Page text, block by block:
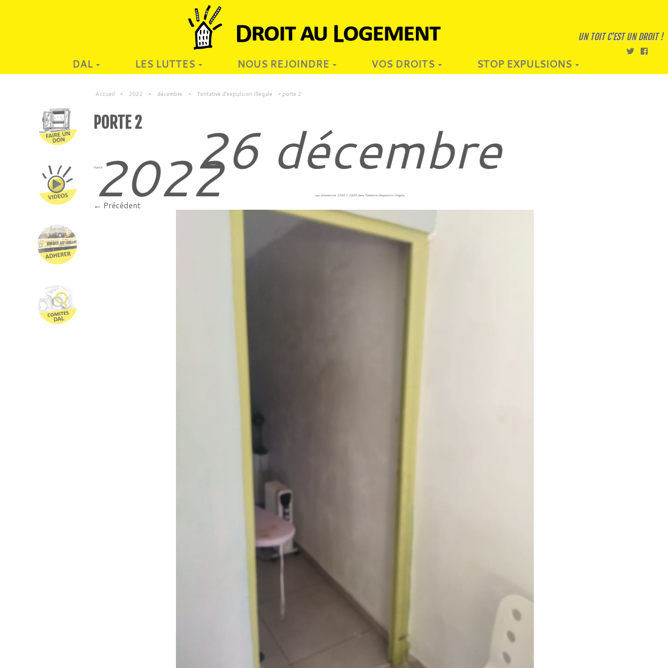
UN TOIT C'EST UN DROIT !
DAL LES LUTTES NOUS REJOINDRE VOS DROITS STOP EXPULSIONS
Accueil » 2022 » décembre » Tentative d’expulsion illégale » porte 2
PORTE 2
Publié 26 décembre
2022 aux dimensions 1500 × 2000 dans Tentative d’expulsion illégale.
← Précédent